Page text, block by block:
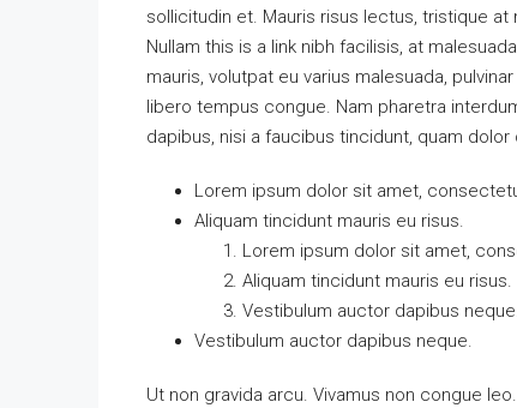
sollicitudin et. Mauris risus lectus, tristique at
Nullam this is a link nibh facilisis, at
mauris, volutpat eu varius malesuada,
libero tempus congue. Nam pharetra
dapibus, nisi a faucibus tincidunt, quam
Lorem ipsum dolor sit amet,
Aliquam tincidunt mauris eu risus.
Lorem ipsum dolor sit amet,
Aliquam tincidunt mauris eu risus.
Vestibulum auctor dapibus
Vestibulum auctor dapibus neque.
Ut non gravida arcu. Vivamus non congue